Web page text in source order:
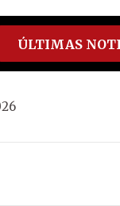
tiktokyoutube
spotify
ÚLTIMAS